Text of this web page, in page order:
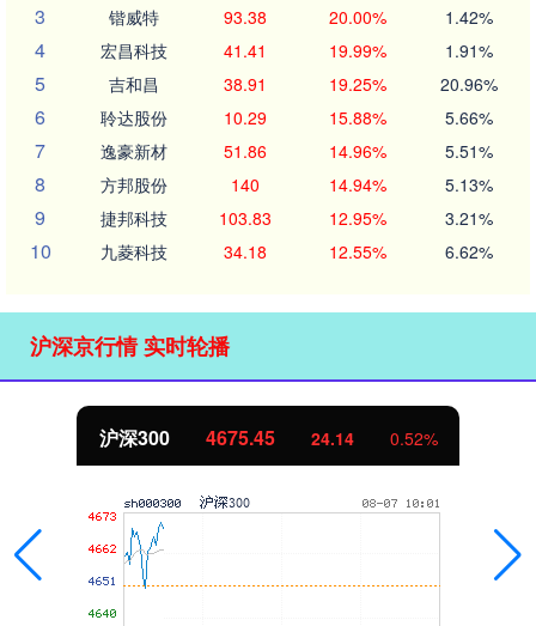
3 锴威特 93.38 20.00% 1.42%
4 宏昌科技 41.41 19.99% 1.91%
5 吉和昌 38.91 19.25% 20.96%
6 聆达股份 10.29 15.88% 5.66%
7 逸豪新材 51.86 14.96% 5.51%
8 方邦股份 140 14.94% 5.13%
9 捷邦科技 103.83 12.95% 3.21%
10 九菱科技 34.18 12.55% 6.62%
沪深京行情 实时轮播
北证50 1117.63